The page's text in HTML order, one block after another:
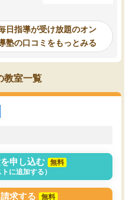
。学習
方につ
だけた
進める
に勉強
いる方
。
日指導が受け放題のオン
塾の口コミをもっとみる
教室一覧
申し込む
無料
トに追加する）
求する 無料